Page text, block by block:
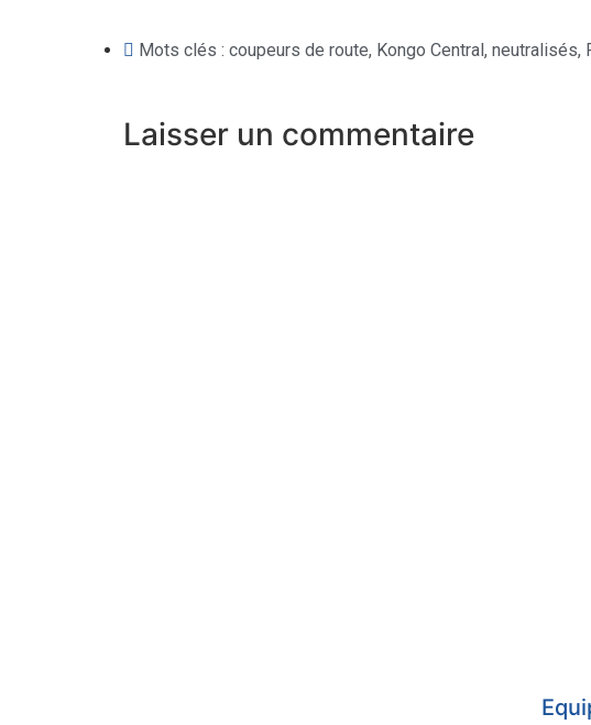
Mots clés : coupeurs de route, Kongo Central, neutralisés,
Laisser un commentaire